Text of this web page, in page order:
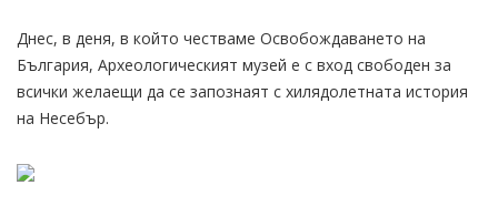
Днес, в деня, в който честваме Освобождаването на
България, Археологическият музей е с вход свободен за
всички желаещи да се запознаят с хилядолетната история
на Несебър.